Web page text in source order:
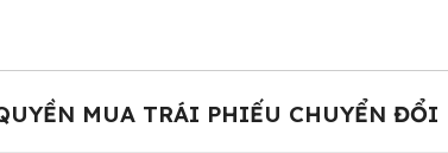
MUA TRÁI PHIẾU CHUYỂN ĐỔI